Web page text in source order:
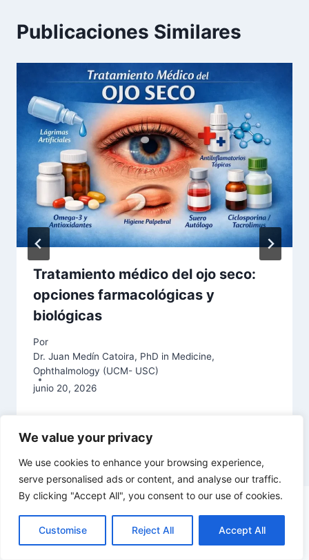
We value your privacy
We use cookies to enhance your browsing experience,
serve personalised ads or content, and analyse our traffic.
By clicking "Accept All", you consent to our use of cookies.
Customise Reject All Accept All
Publicaciones Similares
Tratamiento médico del ojo seco:
opciones farmacológicas y
biológicas
Por
Dr. Juan Medín Catoira, PhD in Medicine,
Ophthalmology (UCM- USC)
junio 20, 2026
© 2026 Oftalmoceuta - Centro de Ojos de Ceuta
↑ Volver al índice